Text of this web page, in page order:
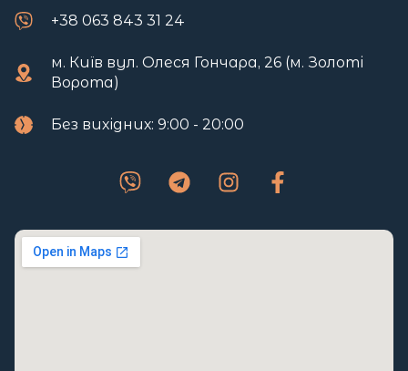
+38 063 843 31 24
м. Київ вул. Олеся Гончара, 26 (м. Золоті
Ворота)
Без вихідних: 9:00 - 20:00